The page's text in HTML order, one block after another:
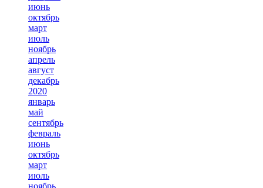
июнь
октябрь
март
июль
ноябрь
апрель
август
декабрь
2020
январь
май
сентябрь
февраль
июнь
октябрь
март
июль
ноябрь